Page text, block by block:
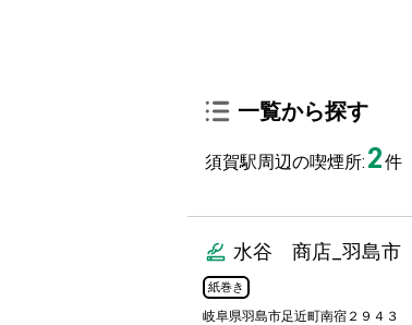
一覧から探す
須賀駅周辺の喫煙所: 2件
水谷 商店_羽島市
紙巻き
岐阜県羽島市足近町南宿２９４３